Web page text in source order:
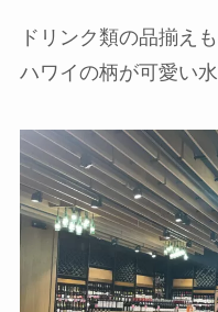
ドリンク類の品揃え
ハワイの柄が可愛い